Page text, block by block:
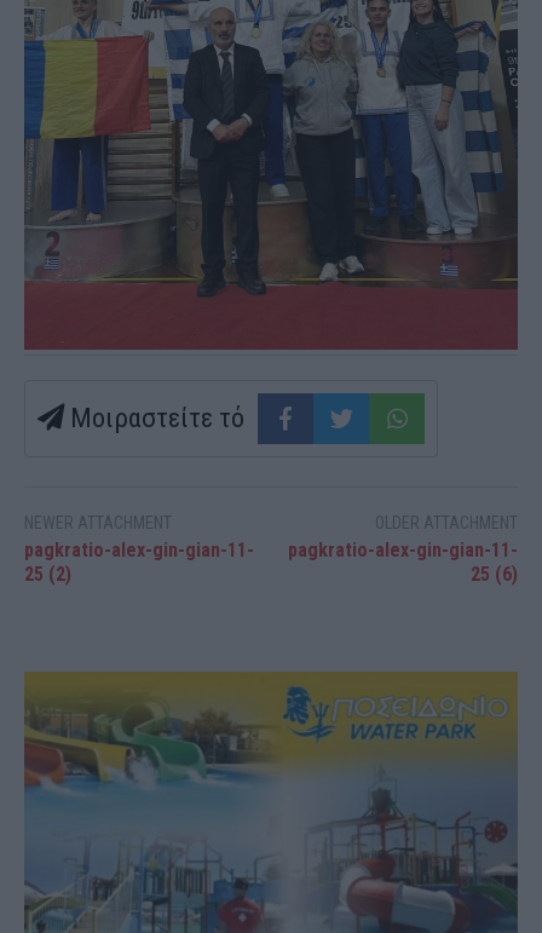
Μοιραστείτε τό
NEWER ATTACHMENT
pagkratio-alex-gin-gian-11-
25 (2)
OLDER ATTACHMENT
pagkratio-alex-gin-gian-11-
25 (6)